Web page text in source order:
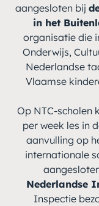
aangesloten bij
in het
organisatie die
Onderwijs,
Nederlandse
Vlaamse
Op NTC-scholen
per week les in
aanvulling op
internationale
Nederlandse
Inspectie